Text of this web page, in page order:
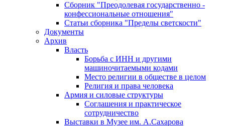
Сборник "Преодолевая государственно -
конфессиональные отношения"
Статьи сборника "Пределы светскости"
Документы
Архив
Власть
Борьба с ИНН и другими
машиночитаемыми кодами
Место религии в обществе в целом
Религия и права человека
Армия и силовые структуры
Соглашения и практическое
сотрудничество
Выставки в Музее им. А.Сахарова